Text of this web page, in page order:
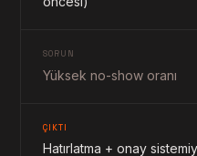
SORUN
Yüksek no-show oranı
ÇIKTI
Hatırlatma + onay